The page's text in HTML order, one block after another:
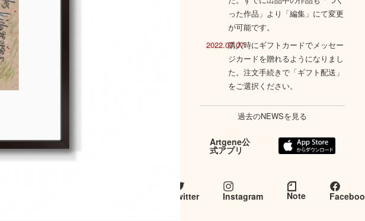
った作品」より「編集」にて変更
が可能です。
2022.07.07購入時にギフトカードでメッセー
ジカードを贈れるようになりまし
た。注文手続きで「ギフト配送」
をご選択ください。
過去のNEWSを見る
Artgene公
式アプリ
twitter Instagram Note